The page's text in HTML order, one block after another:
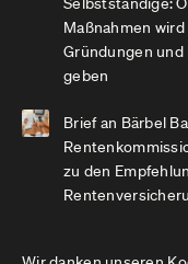
Maßnahmen
Gründungen
geben
Brief an Bärbel
zu den